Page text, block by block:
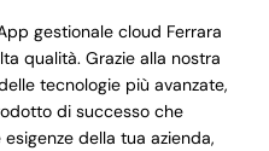
gestionale cloud Ferrara
qualità. Grazie alla nostra
tecnologie più avanzate,
di successo che
della tua azienda,